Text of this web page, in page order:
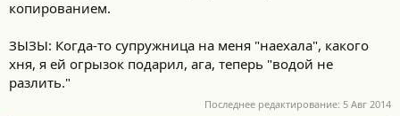
копированием.
ЗЫЗЫ: Когда-то супружница на меня "наехала", какого
хня, я ей огрызок подарил, ага, теперь "водой не
разлить."
Последнее редактирование: 5 Авг 2014